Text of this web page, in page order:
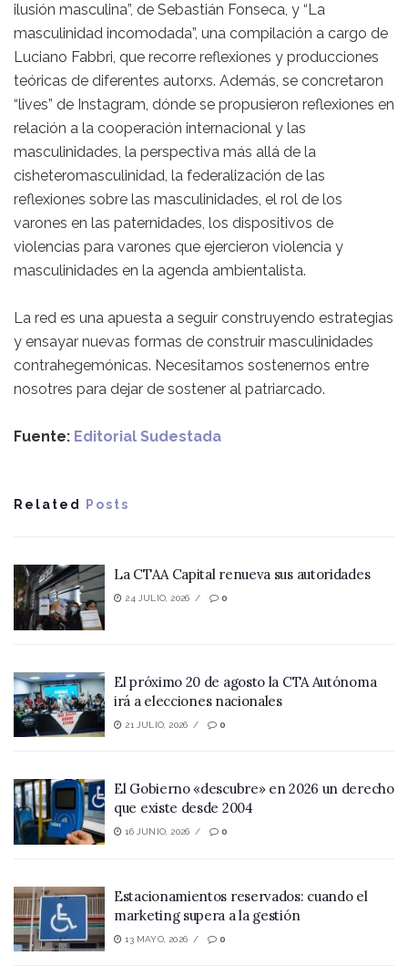
ilusión masculina”, de Sebastián Fonseca, y “La
masculinidad incomodada”, una compilación a cargo de
Luciano Fabbri, que recorre reflexiones y producciones
teóricas de diferentes autorxs. Además, se concretaron
“lives” de Instagram, dónde se propusieron reflexiones en
relación a la cooperación internacional y las
masculinidades, la perspectiva más allá de la
cisheteromasculinidad, la federalización de las
reflexiones sobre las masculinidades, el rol de los
varones en las paternidades, los dispositivos de
violencias para varones que ejercieron violencia y
masculinidades en la agenda ambientalista.
La red es una apuesta a seguir construyendo estrategias
y ensayar nuevas formas de construir masculinidades
contrahegemónicas. Necesitamos sostenernos entre
nosotres para dejar de sostener al patriarcado.
Fuente: Editorial Sudestada
Related Posts
La CTAA Capital renueva sus autoridades
24 JULIO, 2026 0
El próximo 20 de agosto la CTA Autónoma
irá a elecciones nacionales
21 JULIO, 2026 0
El Gobierno «descubre» en 2026 un derecho
que existe desde 2004
16 JUNIO, 2026 0
Estacionamientos reservados: cuando el
marketing supera a la gestión
13 MAYO, 2026 0